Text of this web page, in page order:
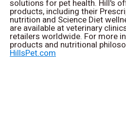
solutions for pet health. Hill's
products, including their
nutrition and Science Diet
are available at veterinary
retailers worldwide. For more
products and nutritional
HillsPet.com